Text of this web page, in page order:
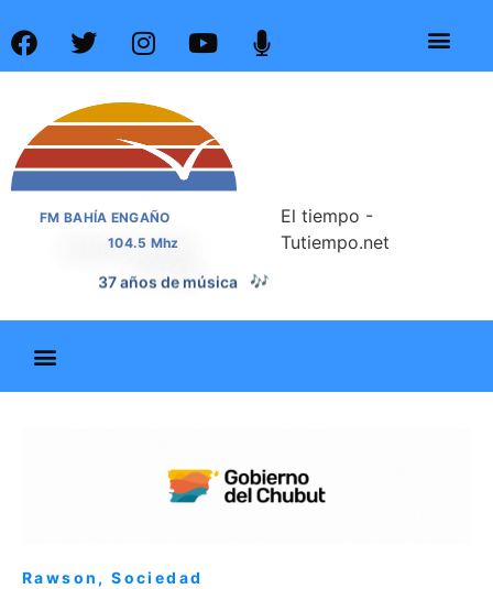
FM BAHÍA ENGAÑO
104.5 Mhz
37 años de noticias 📰
El tiempo -
Tutiempo.net
Rawson ,Sociedad